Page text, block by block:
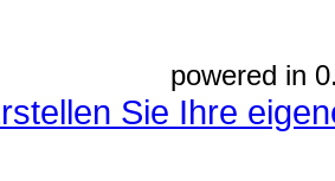
powered in
Sie Ihre